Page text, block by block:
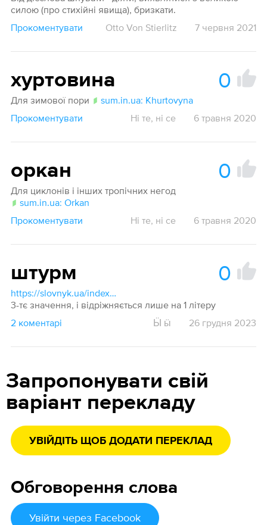
силою (про стихійні явища), бризкати.
Прокоментувати
Otto Von Stierlitz 7 червня 2021
хуртовина 0
Для зимової пори
sum.in.ua: Khurtovyna
Прокоментувати
Ні те, ні се 6 травня 2020
оркан 0
Для циклонів і інших тропічних негод
sum.in.ua: Orkan
Прокоментувати
Ні те, ні се 6 травня 2020
штурм 0
https://slovnyk.ua/index.php?swrd=штурм
3-тє значення, і відріжняється лише на 1 літеру
2 коментарі
Ӹ ӹ 26 грудня 2023
Запропонувати свій
варіант перекладу
УВІЙДІТЬ ЩОБ ДОДАТИ ПЕРЕКЛАД
Обговорення слова
Увійти через Facebook